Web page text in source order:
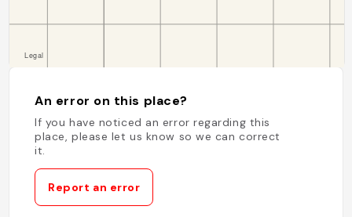
An error on this place?
If you have noticed an error regarding this
place, please let us know so we can correct
it.
Report an error